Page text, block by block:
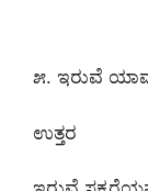
೫. ಇರುವೆ
ಉತ್ತರ